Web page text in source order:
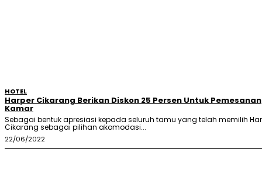
HOTEL
Harper Cikarang Berikan Diskon 25 Persen Untuk Pemesanan
Kamar
Sebagai bentuk apresiasi kepada seluruh tamu yang telah memilih
Cikarang sebagai pilihan akomodasi...
22/06/2022